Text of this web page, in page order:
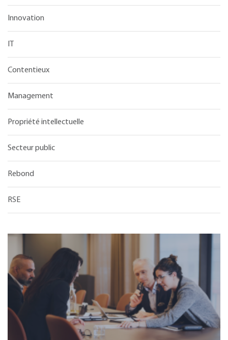
Innovation
Contentieux
Management
Propriété intellectuelle
Secteur public
Rebond
RSE